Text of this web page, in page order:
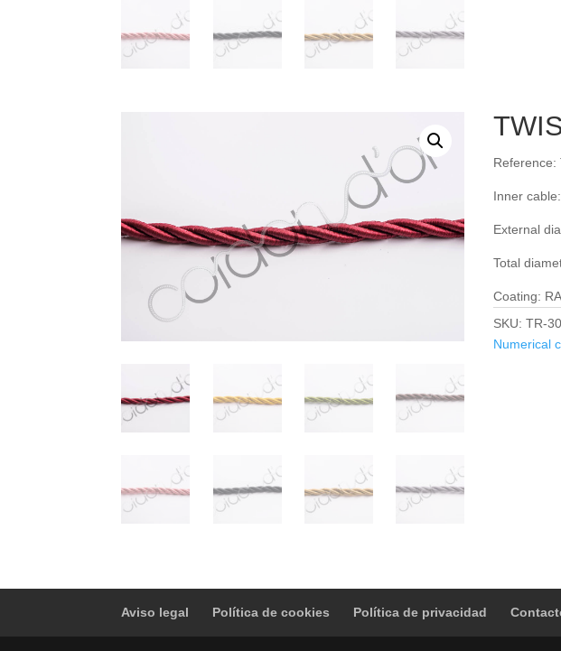
Reference:
Inner
External
Total
Coating:
SKU:TR-
Numerical
Aviso legal Política de cookies Política de privacidad